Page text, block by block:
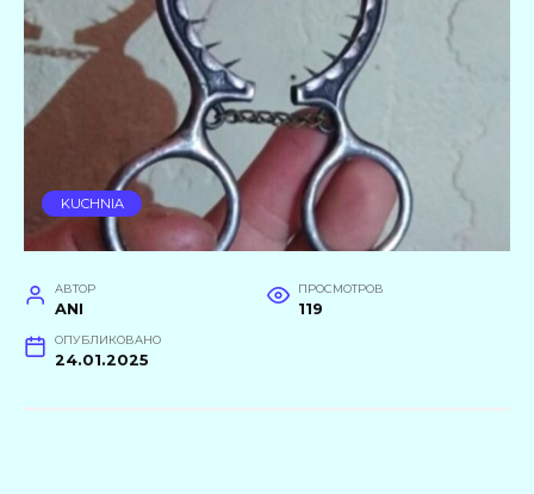
KUCHNIA
АВТОР
ANI
ПРОСМОТРОВ
119
ОПУБЛИКОВАНО
24.01.2025